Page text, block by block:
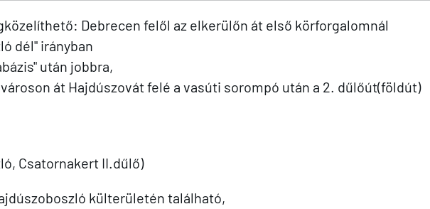
Debrecen felől az elkerülőn át első körforgalomnál
dél" irányban
után jobbra,
át Hajdúszovát felé a vasúti sorompó után a 2. dűlőút(földút)
Csatornakert II.dűlő)
külterületén található,